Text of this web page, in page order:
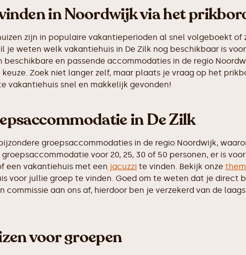
in Noordwijk via het
zijn in populaire vakantieperioden al snel volgeboekt
je weten welk vakantiehuis in De Zilk nog beschikbaar is
en passende accommodaties in de regio
Zoek niet langer zelf, maar plaats je vraag op het
vakantiehuis snel en makkelijk gevonden!
in De Zilk
groepsaccommodaties in de regio Noordwijk,
voor 20, 25, 30 of 50 personen, er is
een vakantiehuis met een jacuzzi te vinden. Bekijk onze
voor jullie groep te vinden. Goed om te weten dat je direct
commissie aan ons af, hierdoor ben je verzekerd van de
voor groepen